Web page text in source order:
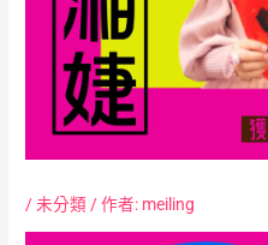
/未分類 / 作者: meiling